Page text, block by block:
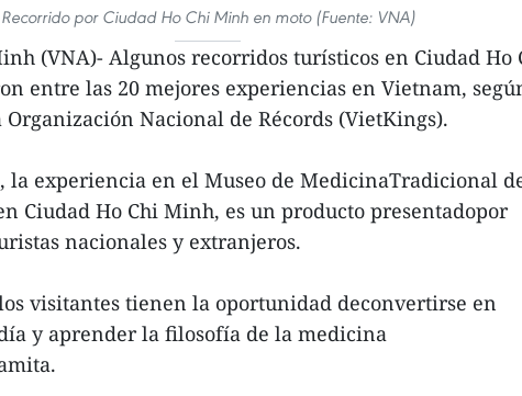
Recorrido por Ciudad Ho Chi Minh en moto (Fuente: VNA)
(VNA)- Algunos recorridos turísticos en Ciudad Ho
entre las 20 mejores experiencias en Vietnam,
Nacional de Récords (VietKings).
la experiencia en el Museo de MedicinaTradicional
Ciudad Ho Chi Minh, es un producto presentadopor
nacionales y extranjeros.
visitantes tienen la oportunidad deconvertirse en
y aprender la filosofía de la medicina